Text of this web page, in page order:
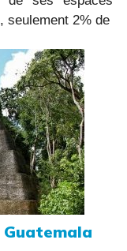
seulement 2% de